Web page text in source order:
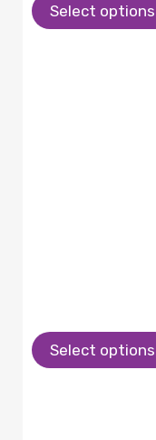
Select options
Select options